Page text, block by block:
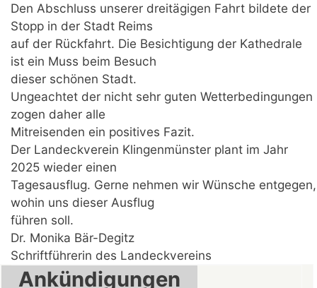
Den Abschluss unserer dreitägigen Fahrt bildete der
Stopp in der Stadt Reims
auf der Rückfahrt. Die Besichtigung der Kathedrale
ist ein Muss beim Besuch
dieser schönen Stadt.
Ungeachtet der nicht sehr guten Wetterbedingungen
zogen daher alle
Mitreisenden ein positives Fazit.
Der Landeckverein Klingenmünster plant im Jahr
2025 wieder einen
Tagesausflug. Gerne nehmen wir Wünsche entgegen,
wohin uns dieser Ausflug
führen soll.
Dr. Monika Bär-Degitz
Schriftführerin des Landeckvereins
Ankündigungen